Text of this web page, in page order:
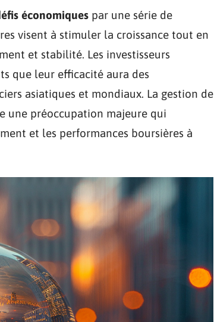
économiques par une série de
visent à stimuler la croissance tout en
et stabilité. Les investisseurs
que leur efficacité aura des
asiatiques et mondiaux. La gestion de
une préoccupation majeure qui
et les performances boursières à